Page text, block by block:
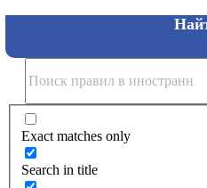
Exact matches only
Search in title